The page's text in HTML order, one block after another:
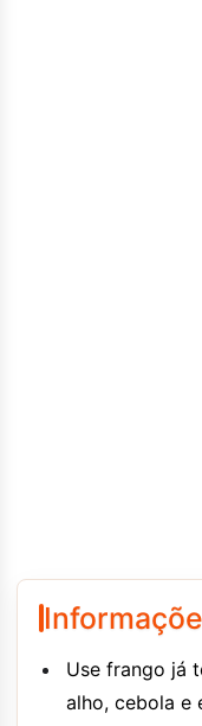
Use frango já
alho, cebola e